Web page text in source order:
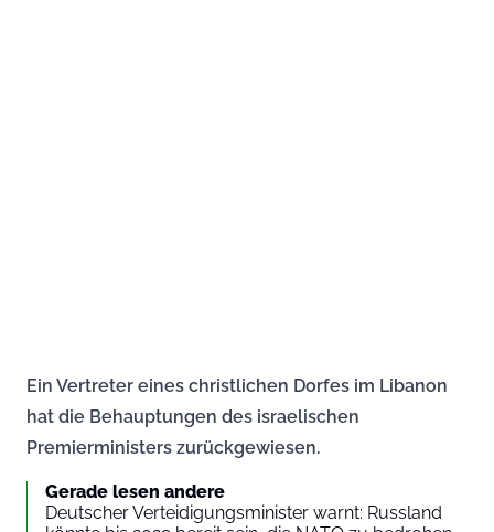
Ein Vertreter eines christlichen Dorfes im Libanon
hat die Behauptungen des israelischen
Premierministers zurückgewiesen.
Gerade lesen andere
Deutscher Verteidigungsminister warnt: Russland